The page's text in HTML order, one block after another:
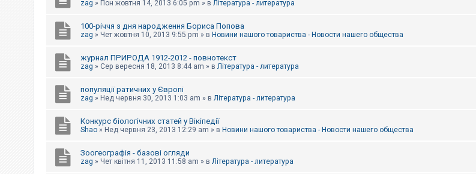
zag » Пон жовтня 14, 2013 6:05 pm » в Література - литература
100-річчя з дня народження Бориса Попова
zag » Чет жовтня 10, 2013 9:55 pm » в Новини нашого товариства - Новости нашего общества
журнал ПРИРОДА 1912-2012 - повнотекст
zag » Сер вересня 18, 2013 8:44 am » в Література - литература
популяції ратичних у Європі
zag » Нед червня 30, 2013 1:03 am » в Література - литература
Конкурс біологічних статей у Вікіпедії
Shao » Нед червня 23, 2013 12:29 am » в Новини нашого товариства - Новости нашего общества
Зоогеографія - базові огляди
zag » Чет квітня 11, 2013 11:58 am » в Література - литература